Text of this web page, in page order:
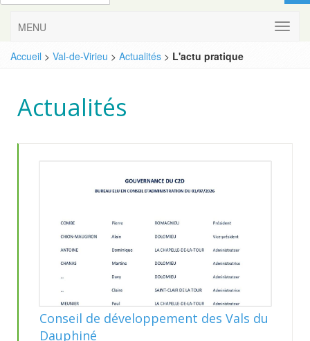
MENU
Accueil > Val-de-Virieu > Actualités > L'actu pratique
Actualités
Conseil de développement des Vals du
Dauphiné